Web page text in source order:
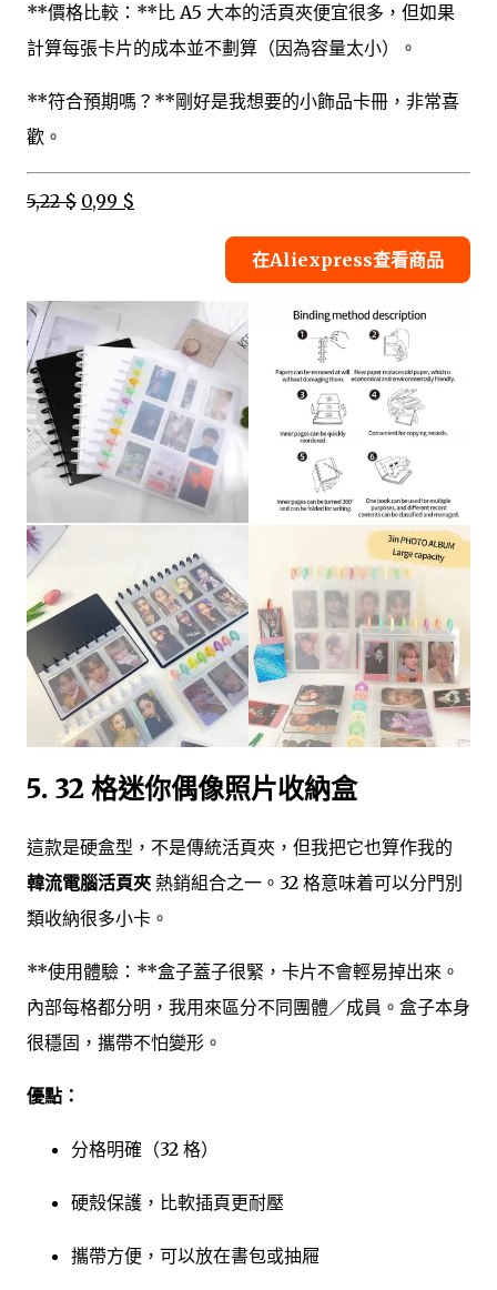
**價格比較：**比 A5 大本的活頁夾便宜很多，但如果
計算每張卡片的成本並不劃算（因為容量太小）。
**符合預期嗎？**剛好是我想要的小飾品卡冊，非常喜
歡。
5,22 $ 0,99 $
在Aliexpress查看商品
5. 32 格迷你偶像照片收納盒
這款是硬盒型，不是傳統活頁夾，但我把它也算作我的
韓流電腦活頁夾 熱銷組合之一。32 格意味着可以分門別
類收納很多小卡。
**使用體驗：**盒子蓋子很緊，卡片不會輕易掉出來。
內部每格都分明，我用來區分不同團體／成員。盒子本身
很穩固，攜帶不怕變形。
優點：
分格明確（32 格）
硬殼保護，比軟插頁更耐壓
攜帶方便，可以放在書包或抽屜